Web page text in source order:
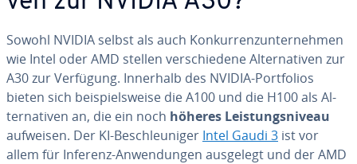
Sowohl NVIDIA selbst als auch Kon­kur­renz­un­ter­neh­men
wie Intel oder AMD stellen ver­schie­de­ne Al­ter­na­ti­ven zur
A30 zur Verfügung. Innerhalb des NVIDIA-Port­fo­li­os
bieten sich bei­spiels­wei­se die A100 und die H100 als Al­
ter­na­ti­ven an, die ein noch höheres Leis­tungs­ni­veau
aufweisen. Der KI-Be­schleu­ni­ger Intel Gaudi 3 ist vor
allem für Inferenz-An­wen­dun­gen ausgelegt und der AMD